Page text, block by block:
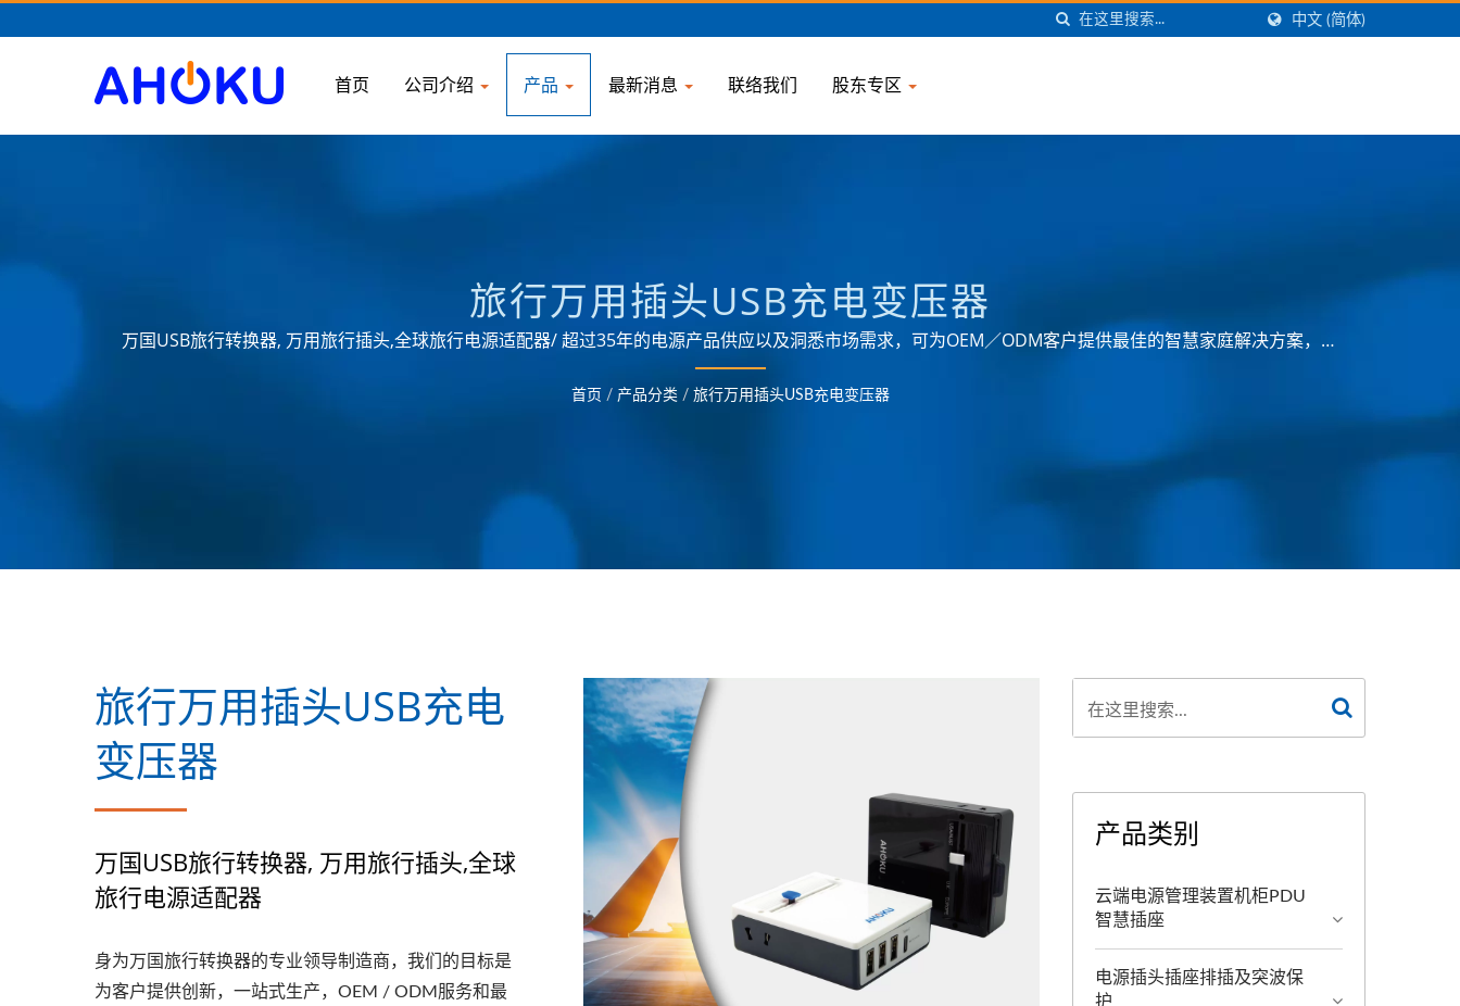
中文 (简体)
首页 公司介绍 产品 最新消息 联络我们 股东专区
旅行万用插头USB充电变压器
万国USB旅行转换器, 万用旅行插头,全球旅行电源适配器/ 超过35年的电源产品供应以及洞悉市场需求，可为OEM／ODM客户提供最佳的智慧家庭解决方案，提
供各领域的电源管理应用需求。
首页 / 产品分类 / 旅行万用插头USB充电变压器
旅行万用插头USB充电
变压器
万国USB旅行转换器, 万用旅行插头,全球
旅行电源适配器
身为万国旅行转换器的专业领导制造商，我们的目标是
为客户提供创新，一站式生产，OEM / ODM服务和最
产品类别
云端电源管理装置机柜PDU
智慧插座
电源插头插座排插及突波保
护